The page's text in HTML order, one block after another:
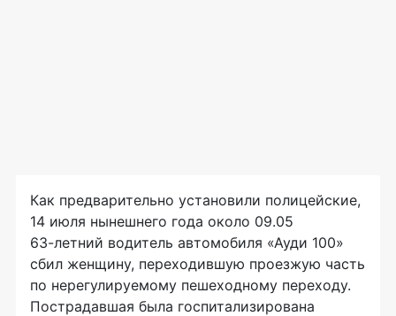
Как предварительно установили полицейские,
14 июля нынешнего года около 09.05
63-летний водитель автомобиля «Ауди 100»
сбил женщину, переходившую проезжую часть
по нерегулируемому пешеходному переходу.
Пострадавшая была госпитализирована